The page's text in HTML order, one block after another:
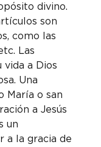
divino.
son
como las
Las
vida a Dios
Una
María o san
a Jesús
un
a la gracia de